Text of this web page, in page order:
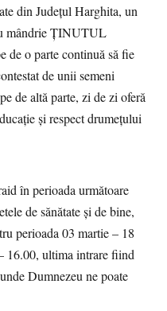
din Județul Harghita, un
mândrie ȚINUTUL
de o parte continuă să fie
de unii semeni
de altă parte, zi de zi oferă
și respect drumețului
în perioada următoare
de sănătate și de bine,
perioada 03 martie – 18
16.00, ultima intrare fiind
Dumnezeu ne poate